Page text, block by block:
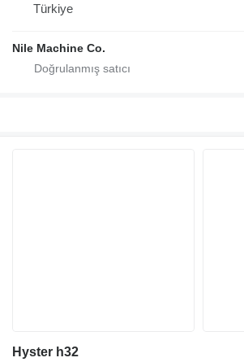
Türkiye
Nile Machine Co.
Hyster h32